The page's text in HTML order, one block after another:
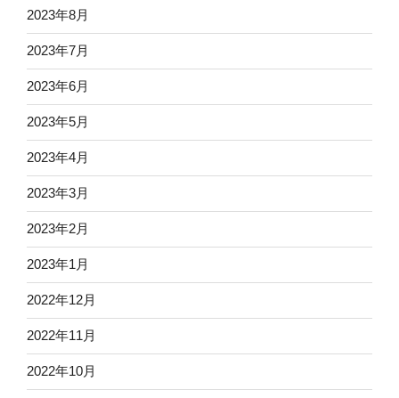
2023年8月
2023年7月
2023年6月
2023年5月
2023年4月
2023年3月
2023年2月
2023年1月
2022年12月
2022年11月
2022年10月